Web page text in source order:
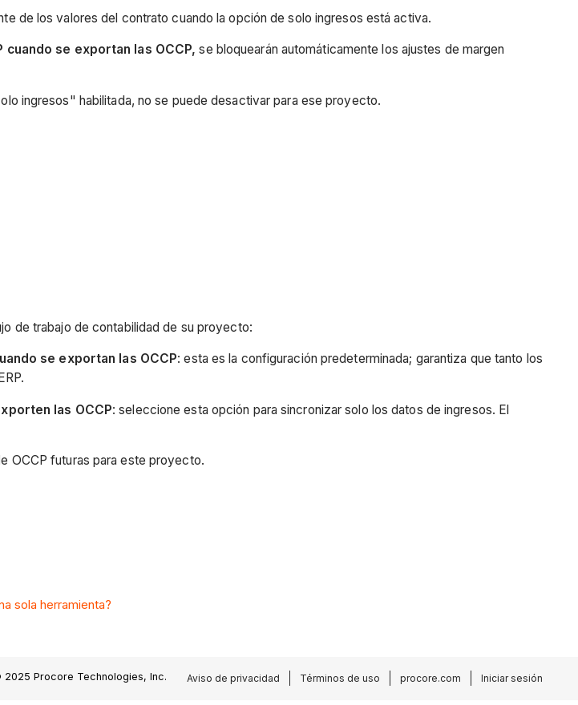
de los valores del contrato cuando la opción de solo ingresos está activa.
se exportan las OCCP, se bloquearán automáticamente los ajustes de margen
ingresos" habilitada, no se puede desactivar para ese proyecto.
de trabajo de contabilidad de su proyecto:
se exportan las OCCP: esta es la configuración predeterminada; garantiza que tanto los
las OCCP: seleccione esta opción para sincronizar solo los datos de ingresos. El
OCCP futuras para este proyecto.
sola herramienta?
2025 Procore Technologies, Inc. Aviso de privacidad Términos de uso procore.com Iniciar sesión